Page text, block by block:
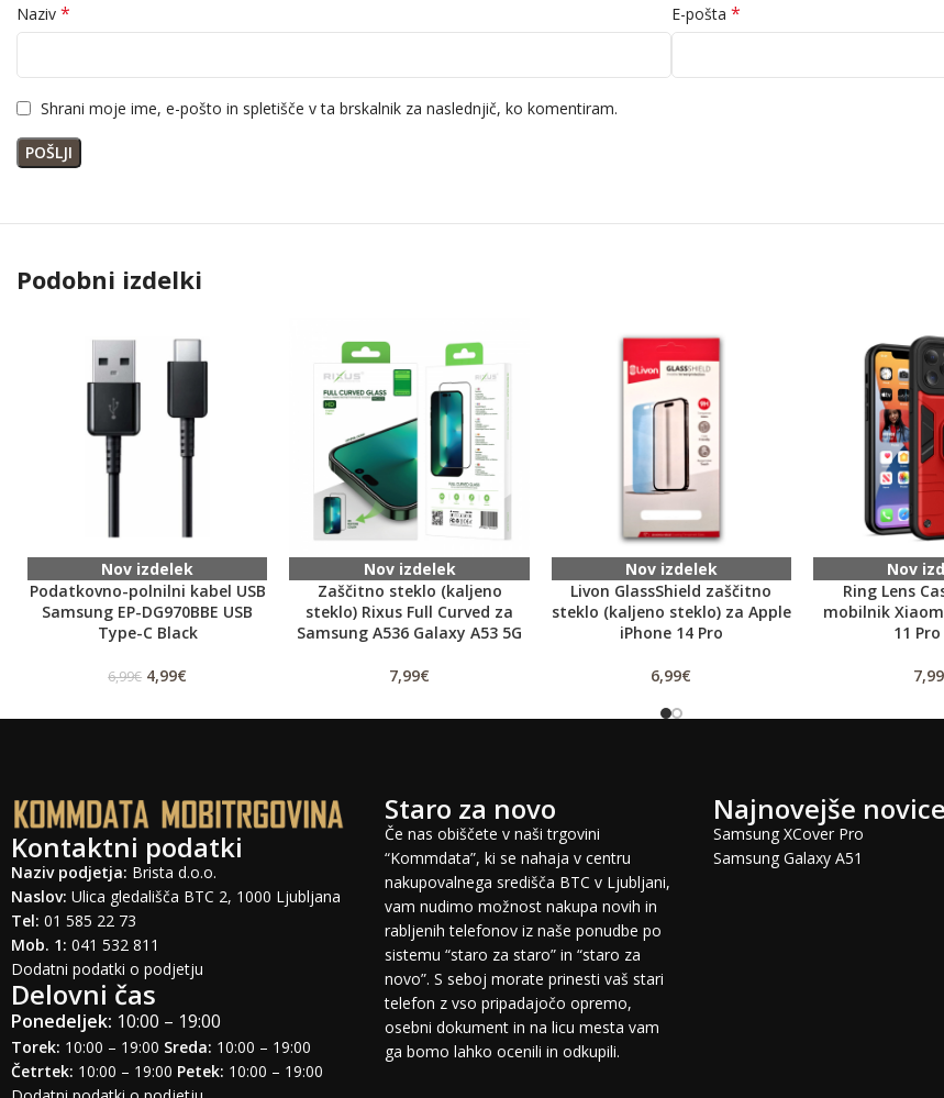
Naziv * E-pošta *
Shrani moje ime, e-pošto in spletišče v ta brskalnik za naslednjič, ko komentiram.
Podobni izdelki
Nov izdelek
Podatkovno-polnilni kabel USB
Samsung EP-DG970BBE USB
Type-C Black
6,99€ 4,99€
Nov izdelek
Zaščitno steklo (kaljeno
steklo) Rixus Full Curved za
Samsung A536 Galaxy A53 5G
7,99€
Nov izdelek
Livon GlassShield zaščitno
steklo (kaljeno steklo) za Apple
iPhone 14 Pro
6,99€
Nov
Ring Lens
mobilnik
11 Pro
7,99
Kontaktni podatki
Naziv podjetja: Brista d.o.o.
Naslov: Ulica gledališča BTC 2, 1000 Ljubljana
Tel: 01 585 22 73
Mob. 1: 041 532 811
Dodatni podatki o podjetju
Delovni čas
Ponedeljek: 10:00 – 19:00
Torek: 10:00 – 19:00 Sreda: 10:00 – 19:00
Četrtek: 10:00 – 19:00 Petek: 10:00 – 19:00
Staro za novo
Če nas obiščete v naši trgovini
“Kommdata”, ki se nahaja v centru
nakupovalnega središča BTC v Ljubljani,
vam nudimo možnost nakupa novih in
rabljenih telefonov iz naše ponudbe po
sistemu “staro za staro” in “staro za
novo”. S seboj morate prinesti vaš stari
telefon z vso pripadajočo opremo,
osebni dokument in na licu mesta vam
ga bomo lahko ocenili in odkupili.
Najnovejše novice
Samsung XCover Pro
Samsung Galaxy A51